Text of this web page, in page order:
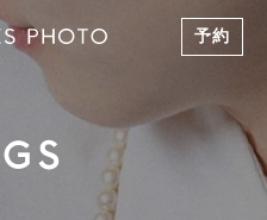
予約